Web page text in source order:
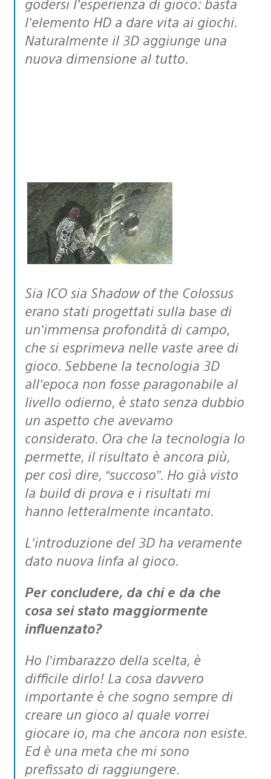
godersi l’esperienza di gioco: basta
l’elemento HD a dare vita ai giochi.
Naturalmente il 3D aggiunge una
nuova dimensione al tutto.
Sia ICO sia Shadow of the Colossus
erano stati progettati sulla base di
un’immensa profondità di campo,
che si esprimeva nelle vaste aree di
gioco. Sebbene la tecnologia 3D
all’epoca non fosse paragonabile al
livello odierno, è stato senza dubbio
un aspetto che avevamo
considerato. Ora che la tecnologia lo
permette, il risultato è ancora più,
per così dire, “succoso”. Ho già visto
la build di prova e i risultati mi
hanno letteralmente incantato.
L’introduzione del 3D ha veramente
dato nuova linfa al gioco.
Per concludere, da chi e da che
cosa sei stato maggiormente
influenzato?
Ho l’imbarazzo della scelta, è
difficile dirlo! La cosa davvero
importante è che sogno sempre di
creare un gioco al quale vorrei
giocare io, ma che ancora non esiste.
Ed è una meta che mi sono
prefissato di raggiungere.